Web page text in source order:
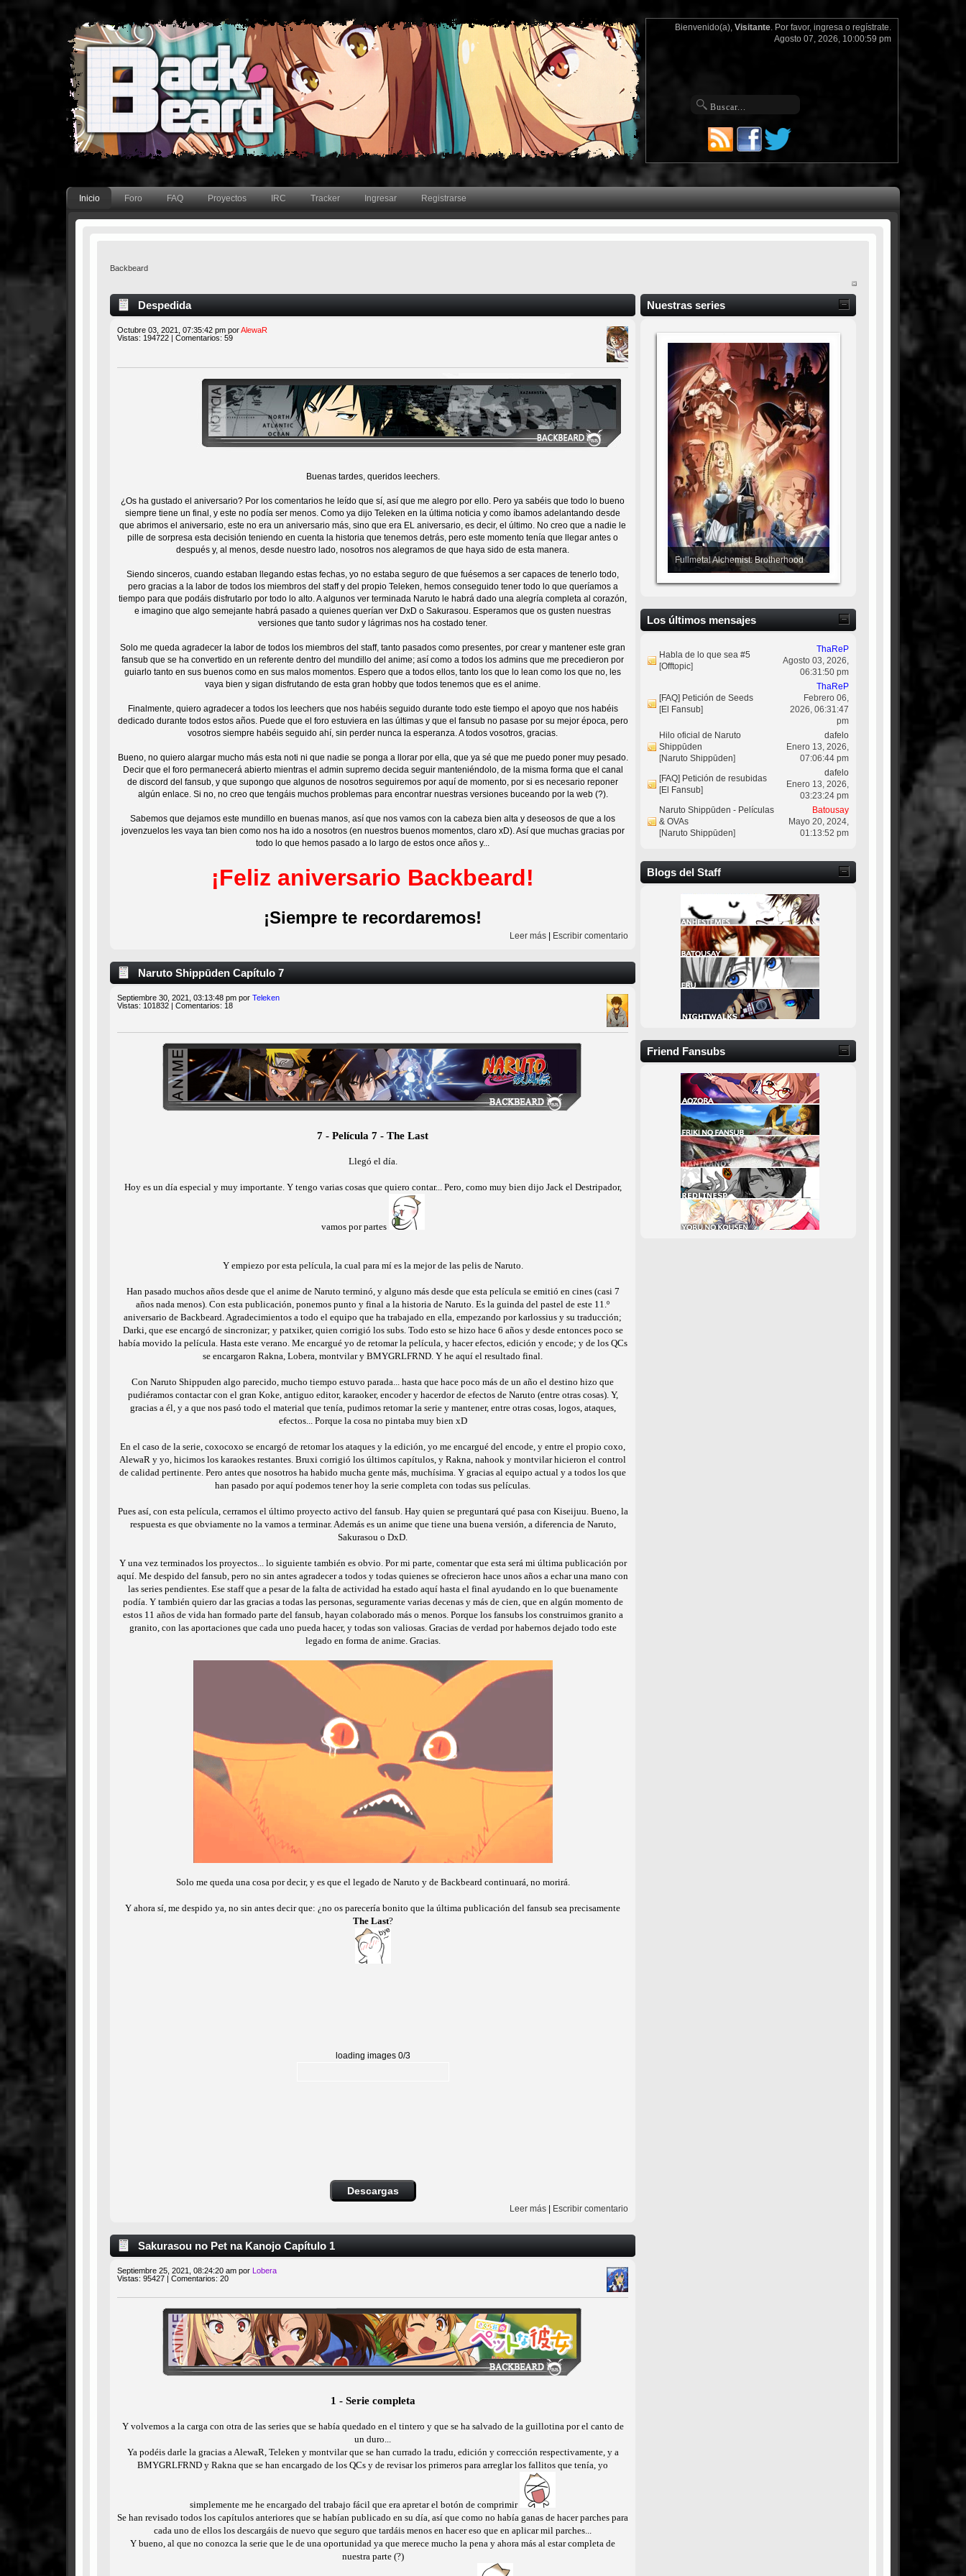
Bienvenido(a), Visitante. Por favor, ingresao regístrate.
Agosto 07, 2026, 10:00:59 pm
Inicio Foro FAQ Proyectos IRC Tracker Ingresar Registrarse
Backbeard
Despedida
Octubre 03, 2021, 07:35:42 pm porAlewaR
Vistas: 194722 | Comentarios: 59
Buenas tardes, queridos leechers.
¿Os ha gustado el aniversario? Por los comentarios he leído que sí, así que me alegro por ello. Pero ya sabéis que todo lo bueno
siempre tiene un final, y este no podía ser menos. Como ya dijo Teleken en la última noticia y como íbamos adelantando desde
que abrimos el aniversario, este no era un aniversario más, sino que era EL aniversario, es decir, el último. No creo que a nadie le
pille de sorpresa esta decisión teniendo en cuenta la historia que tenemos detrás, pero este momento tenía que llegar antes o
después y, al menos, desde nuestro lado, nosotros nos alegramos de que haya sido de esta manera.
Siendo sinceros, cuando estaban llegando estas fechas, yo no estaba seguro de que fuésemos a ser capaces de tenerlo todo,
pero gracias a la labor de todos los miembros del staff y del propio Teleken, hemos conseguido tener todo lo que queríamos a
tiempo para que podáis disfrutarlo por todo lo alto. A algunos ver terminada Naruto le habrá dado una alegría completa al corazón,
e imagino que algo semejante habrá pasado a quienes querían ver DxD o Sakurasou. Esperamos que os gusten nuestras
versiones que tanto sudor y lágrimas nos ha costado tener.
Solo me queda agradecer la labor de todos los miembros del staff, tanto pasados como presentes, por crear y mantener este gran
fansub que se ha convertido en un referente dentro del mundillo del anime; así como a todos los admins que me precedieron por
guiarlo tanto en sus buenos como en sus malos momentos. Espero que a todos ellos, tanto los que lo lean como los que no, les
vaya bien y sigan disfrutando de esta gran hobby que todos tenemos que es el anime.
Finalmente, quiero agradecer a todos los leechers que nos habéis seguido durante todo este tiempo el apoyo que nos habéis
dedicado durante todos estos años. Puede que el foro estuviera en las últimas y que el fansub no pasase por su mejor época, pero
vosotros siempre habéis seguido ahí, sin perder nunca la esperanza. A todos vosotros, gracias.
Bueno, no quiero alargar mucho más esta noti ni que nadie se ponga a llorar por ella, que ya sé que me puedo poner muy pesado.
Decir que el foro permanecerá abierto mientras el admin supremo decida seguir manteniéndolo, de la misma forma que el canal
de discord del fansub, y que supongo que algunos de nosotros seguiremos por aquí de momento, por si es necesario reponer
algún enlace. Si no, no creo que tengáis muchos problemas para encontrar nuestras versiones buceando por la web (?).
Sabemos que dejamos este mundillo en buenas manos, así que nos vamos con la cabeza bien alta y deseosos de que a los
jovenzuelos les vaya tan bien como nos ha ido a nosotros (en nuestros buenos momentos, claro xD). Así que muchas gracias por
todo lo que hemos pasado a lo largo de estos once años y...
¡Feliz aniversario Backbeard!
¡Siempre te recordaremos!
Leer más | Escribir comentario
Naruto Shippūden Capítulo 7
Septiembre 30, 2021, 03:13:48 pm por Teleken
Vistas: 101832 | Comentarios: 18
7 - Película 7 - The Last
Llegó el día.
Hoy es un día especial y muy importante. Y tengo varias cosas que quiero contar... Pero, como muy bien dijo Jack el Destripador,
vamos por partes
Y empiezo por esta película, la cual para mí es la mejor de las pelis de Naruto.
Han pasado muchos años desde que el anime de Naruto terminó, y alguno más desde que esta película se emitió en cines (casi 7
años nada menos). Con esta publicación, ponemos punto y final a la historia de Naruto. Es la guinda del pastel de este 11.º
aniversario de Backbeard. Agradecimientos a todo el equipo que ha trabajado en ella, empezando por karlossius y su traducción;
Darki, que ese encargó de sincronizar; y patxiker, quien corrigió los subs. Todo esto se hizo hace 6 años y desde entonces poco se
había movido la película. Hasta este verano. Me encargué yo de retomar la película, y hacer efectos, edición y encode; y de los QCs
se encargaron Rakna, Lobera, montvilar y BMYGRLFRND. Y he aquí el resultado final.
Con Naruto Shippuden algo parecido, mucho tiempo estuvo parada... hasta que hace poco más de un año el destino hizo que
pudiéramos contactar con el gran Koke, antiguo editor, karaoker, encoder y hacerdor de efectos de Naruto (entre otras cosas). Y,
gracias a él, y a que nos pasó todo el material que tenía, pudimos retomar la serie y mantener, entre otras cosas, logos, ataques,
efectos... Porque la cosa no pintaba muy bien xD
En el caso de la serie, coxocoxo se encargó de retomar los ataques y la edición, yo me encargué del encode, y entre el propio coxo,
AlewaR y yo, hicimos los karaokes restantes. Bruxi corrigió los últimos capítulos, y Rakna, nahook y montvilar hicieron el control
de calidad pertinente. Pero antes que nosotros ha habido mucha gente más, muchísima. Y gracias al equipo actual y a todos los que
han pasado por aquí podemos tener hoy la serie completa con todas sus películas.
Pues así, con esta película, cerramos el último proyecto activo del fansub. Hay quien se preguntará qué pasa con Kiseijuu. Bueno, la
respuesta es que obviamente no la vamos a terminar. Además es un anime que tiene una buena versión, a diferencia de Naruto,
Sakurasou o DxD.
Y una vez terminados los proyectos... lo siguiente también es obvio. Por mi parte, comentar que esta será mi última publicación por
aquí. Me despido del fansub, pero no sin antes agradecer a todos y todas quienes se ofrecieron hace unos años a echar una mano con
las series pendientes. Ese staff que a pesar de la falta de actividad ha estado aquí hasta el final ayudando en lo que buenamente
podía. Y también quiero dar las gracias a todas las personas, seguramente varias decenas y más de cien, que en algún momento de
estos 11 años de vida han formado parte del fansub, hayan colaborado más o menos. Porque los fansubs los construimos granito a
granito, con las aportaciones que cada uno pueda hacer, y todas son valiosas. Gracias de verdad por habernos dejado todo este
legado en forma de anime. Gracias.
Solo me queda una cosa por decir, y es que el legado de Naruto y de Backbeard continuará, no morirá.
Y ahora sí, me despido ya, no sin antes decir que: ¿no os parecería bonito que la última publicación del fansub sea precisamente
The Last?
loading images 0/3
Descargas
Leer más | Escribir comentario
Sakurasou no Pet na Kanojo Capítulo 1
Septiembre 25, 2021, 08:24:20 am por Lobera
Vistas: 95427 | Comentarios: 20
1 - Serie completa
Y volvemos a la carga con otra de las series que se había quedado en el tintero y que se ha salvado de la guillotina por el canto de
un duro...
Ya podéis darle la gracias a AlewaR, Teleken y montvilar que se han currado la tradu, edición y corrección respectivamente, y a
BMYGRLFRND y Rakna que se han encargado de los QCs y de revisar los primeros para arreglar los fallitos que tenía, yo
simplemente me he encargado del trabajo fácil que era apretar el botón de comprimir
Se han revisado todos los capítulos anteriores que se habían publicado en su día, así que como no había ganas de hacer parches para
cada uno de ellos los descargáis de nuevo que seguro que tardáis menos en hacer eso que en aplicar mil parches...
Y bueno, al que no conozca la serie que le de una oportunidad ya que merece mucho la pena y ahora más al estar completa de
nuestra parte (?)
Nuestras series
Fullmetal Alchemist: Brotherhood
Los últimos mensajes
Habla de lo que sea #5
[Offtopic]
ThaReP
Agosto 03, 2026,
06:31:50 pm
[FAQ] Petición de Seeds
[El Fansub]
ThaReP
Febrero 06,
2026, 06:31:47
pm
Hilo oficial de Naruto
Shippūden
[Naruto Shippūden]
dafelo
Enero 13, 2026,
07:06:44 pm
[FAQ] Petición de resubidas
[El Fansub]
dafelo
Enero 13, 2026,
03:23:24 pm
Naruto Shippūden - Películas
& OVAs
[Naruto Shippūden]
Batousay
Mayo 20, 2024,
01:13:52 pm
Blogs del Staff
Friend Fansubs